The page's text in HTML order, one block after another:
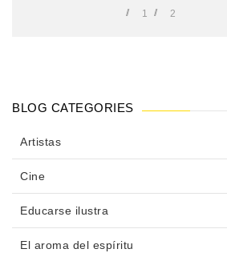
1 2
BLOG CATEGORIES
Artistas
Cine
Educarse ilustra
El aroma del espíritu